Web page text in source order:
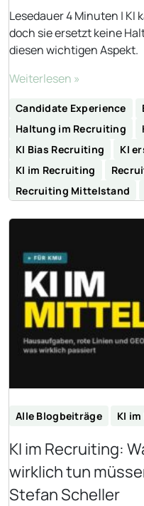
Lesedauer 4 Minuten | KI
doch sie ersetzt keine
diesen wichtigen Aspekt.
Weiterlesen »
Candidate Experience
Haltung im Recruiting
KI Bias Recruiting
KI
KI im Recruiting
Recruiting Mittelstand
Alle Blogbeiträge KI
KI im Recruiting:
wirklich tun
Stefan Scheller